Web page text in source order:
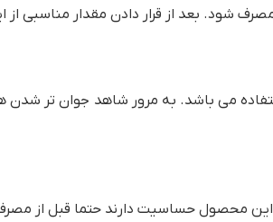
می باشد. به مرور شاهد جوان تر
این محصول حساسیت دارند حتما قبل